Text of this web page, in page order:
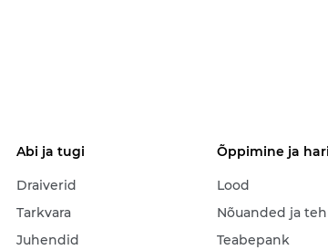
Abi ja tugi
Draiverid
Tarkvara
Juhendid
Õppimine ja
Lood
Nõuanded ja
Teabepank